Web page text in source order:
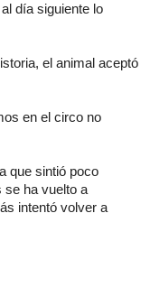
día siguiente lo
el animal aceptó
en el circo no
que sintió poco
se ha vuelto a
intentó volver a